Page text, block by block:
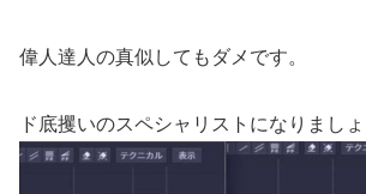
偉人達人の真似してもダメです。
ド底攫いのスペシャリストになりましょ